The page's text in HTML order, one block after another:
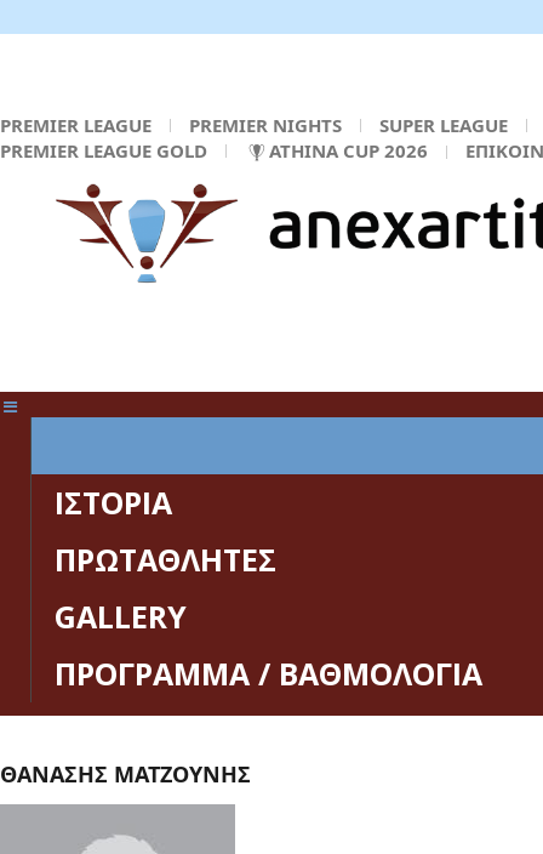
PREMIER LEAGUE PREMIER NIGHTS
SUPER LEAGUE
PREMIER LEAGUE GOLD
ATHINA CUP 2026
ΙΣΤΟΡΙΑ
ΠΡΩΤΑΘΛΗΤΕΣ
GALLERY
ΠΡΟΓΡΑΜΜΑ / ΒΑΘΜΟΛΟΓΙΑ
ΘΑΝΑΣΗΣ ΜΑΤΖΟΥΝΗΣ